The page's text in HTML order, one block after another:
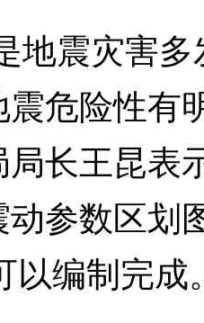
震灾害多
危险性有
长王昆表
参数区划
以编制完成